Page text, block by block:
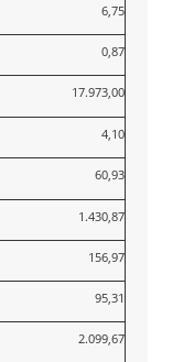
6,75
0,87
17.973,00
4,10
60,93
1.430,87
156,97
95,31
2.099,67